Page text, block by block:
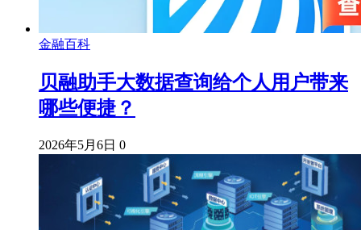
金融百科
贝融助手大数据查询给个人用户带来
哪些便捷？
2026年5月6日 0